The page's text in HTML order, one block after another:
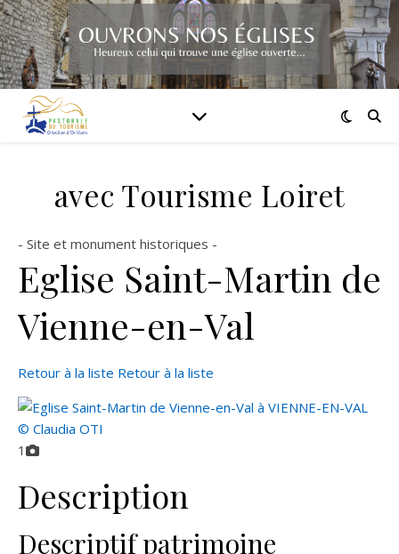
avec Tourisme Loiret
- Site et monument historiques -
Eglise Saint-Martin de
Vienne-en-Val
Retour à la liste Retour à la liste
1
Description
Descriptif patrimoine